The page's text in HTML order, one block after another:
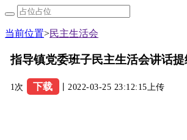
当前位置>民主生活会
指导镇党委班子民主生活会讲话提
1次 下载 丨2022-03-25 23:12:15上传